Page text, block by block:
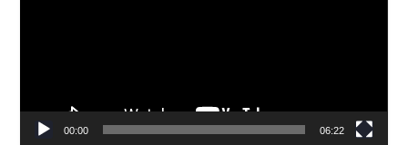
00:00 06:22